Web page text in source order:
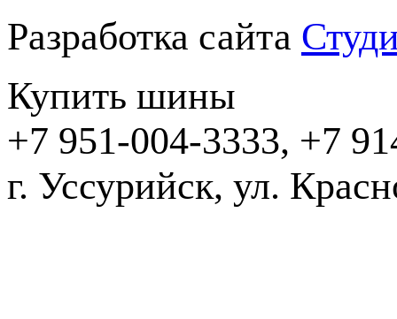
Разработка сайта
Купить шины
+7 951-004-3333, +7
г. Уссурийск,